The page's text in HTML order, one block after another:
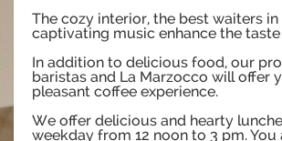
The cozy interior, the best waiters
captivating music enhance the taste
In addition to delicious food, our
baristas and La Marzocco will offer
pleasant coffee experience.
We offer delicious and hearty
weekday from 12 noon to 3 pm. You